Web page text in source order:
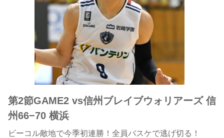
第2節GAME2 vs信州ブレイブウォリアーズ 信
州66−70 横浜
ビーコル敵地で今季初連勝！全員バスケで逃げ切る！